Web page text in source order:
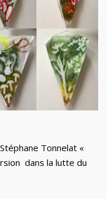
Tonnelat «
dans la lutte du